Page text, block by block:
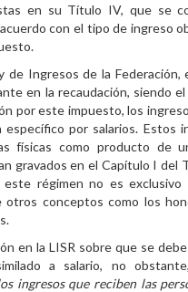
en su Título IV, que se
con el tipo de ingreso
de Ingresos de la Federación,
en la recaudación, siendo
por este impuesto, los
específico por salarios. Estos
físicas como producto de
gravados en el Capítulo I del
este régimen no es exclusivo
otros conceptos como los
en la LISR sobre que se
a salario, no
ingresos que reciben las